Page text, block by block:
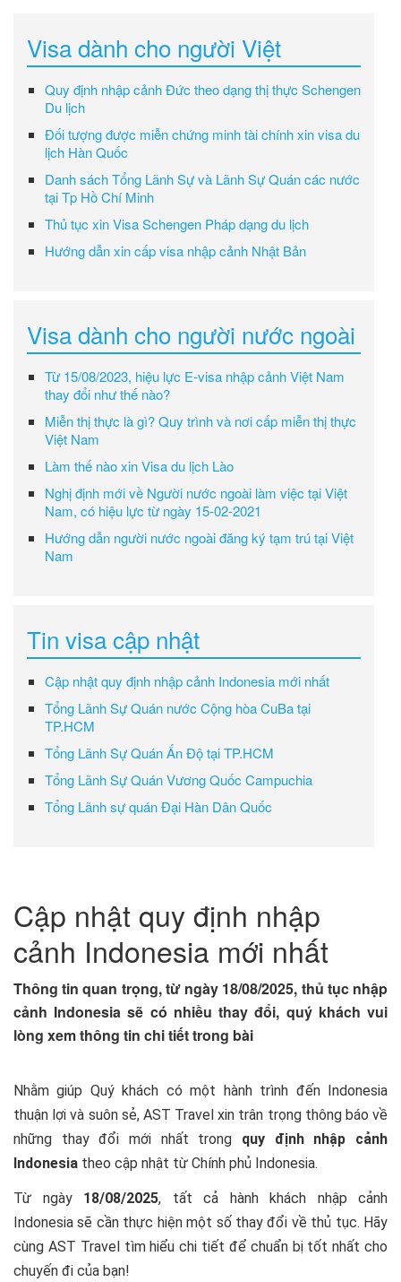
Visa dành cho người Việt
Quy định nhập cảnh Đức theo dạng thị thực Schengen
Du lịch
Đối tượng được miễn chứng minh tài chính xin visa du
lịch Hàn Quốc
Danh sách Tổng Lãnh Sự và Lãnh Sự Quán các nước
tại Tp Hồ Chí Minh
Thủ tục xin Visa Schengen Pháp dạng du lịch
Hướng dẫn xin cấp visa nhập cảnh Nhật Bản
Visa dành cho người nước ngoài
Từ 15/08/2023, hiệu lực E-visa nhập cảnh Việt Nam
thay đổi như thế nào?
Miễn thị thực là gì? Quy trình và nơi cấp miễn thị thực
Việt Nam
Làm thế nào xin Visa du lịch Lào
Nghị định mới về Người nước ngoài làm việc tại Việt
Nam, có hiệu lực từ ngày 15-02-2021
Hướng dẫn người nước ngoài đăng ký tạm trú tại Việt
Nam
Tin visa cập nhật
Cập nhật quy định nhập cảnh Indonesia mới nhất
Tổng Lãnh Sự Quán nước Cộng hòa CuBa tại
TP.HCM
Tổng Lãnh Sự Quán Ấn Độ tại TP.HCM
Tổng Lãnh Sự Quán Vương Quốc Campuchia
Tổng Lãnh sự quán Đại Hàn Dân Quốc
Cập nhật quy định nhập
cảnh Indonesia mới nhất
Thông tin quan trọng, từ ngày 18/08/2025, thủ tục nhập
cảnh Indonesia sẽ có nhiều thay đổi, quý khách vui
lòng xem thông tin chi tiết trong bài
Nhằm giúp Quý khách có một hành trình đến Indonesia
thuận lợi và suôn sẻ, AST Travel xin trân trọng thông báo về
những thay đổi mới nhất trong quy định nhập cảnh
Indonesia theo cập nhật từ Chính phủ Indonesia.
Từ ngày 18/08/2025, tất cả hành khách nhập cảnh
Indonesia sẽ cần thực hiện một số thay đổi về thủ tục. Hãy
cùng AST Travel tìm hiểu chi tiết để chuẩn bị tốt nhất cho
chuyến đi của bạn!